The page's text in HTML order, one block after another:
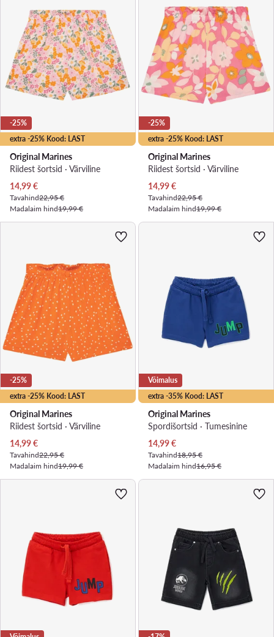
extra -25% Kood: LAST
-25%
Original Marines
Riidest šortsid · Värviline
Praegune hind
14,99€
Tavahind22,95 €
Madalaim hind19,99 €
extra -25% Kood: LAST
-25%
Original Marines
Riidest šortsid · Värviline
Praegune hind
14,99€
Tavahind22,95 €
Madalaim hind19,99 €
extra -25% Kood: LAST
-25%
Original Marines
Riidest šortsid · Värviline
Praegune hind
14,99€
Tavahind22,95 €
Madalaim hind19,99 €
extra -35% Kood: LAST
Võimalus
Original Marines
Spordišortsid · Tumesinine
Praegune hind
14,99€
Tavahind18,95 €
Madalaim hind16,95 €